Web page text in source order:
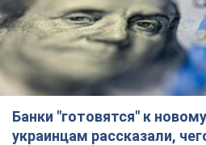
Банки "готовятся" к
украинцам рассказали,